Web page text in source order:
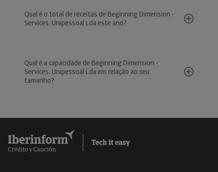
Qual é o total de receitas de Beginning Dimension -
Services, Unipessoal Lda este ano?
Qual é a capacidade de Beginning Dimension -
Services, Unipessoal Lda em relação ao seu
tamanho?